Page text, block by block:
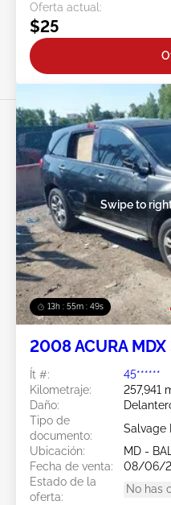
Oferta actual:
$25
13h : 55m : 46s
Swipe to
2008 ACURA MDX
Ít #:
45******
Kilometraje:
257,941
Daño:
Tipo de
documento:
Salvage
Ubicación:
MD -
Fecha de venta:
08/06/
Estado de la
oferta:
No has